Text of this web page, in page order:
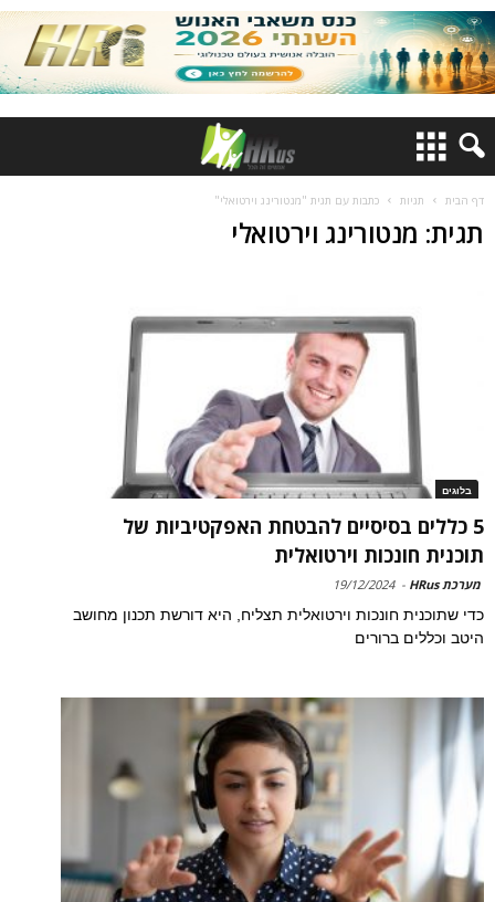
דף הבית תגיות כתבות עם תגית "מנטורינג וירטואלי"
תגית: מנטורינג וירטואלי
בלוגים
5 כללים בסיסיים להבטחת האפקטיביות של
תוכנית חונכות וירטואלית
מערכת HRus -
19/12/2024
כדי שתוכנית חונכות וירטואלית תצליח, היא דורשת תכנון מחושב
היטב וכללים ברורים